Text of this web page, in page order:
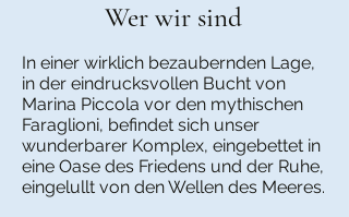
Wer wir sind
In einer wirklich bezaubernden Lage,
in der eindrucksvollen Bucht von
Marina Piccola vor den mythischen
Faraglioni, befindet sich unser
wunderbarer Komplex, eingebettet in
eine Oase des Friedens und der Ruhe,
eingelullt von den Wellen des Meeres.